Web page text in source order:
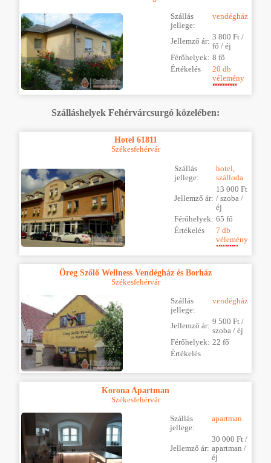
Szállás
jellege:
vendégház
Jellemző ár: 3 800 Ft /
fő / éj
Férőhelyek: 8 fő
Értékelés
20 db
vélemény
Szálláshelyek Fehérvárcsurgó közelében:
Hotel 61811
Székesfehérvár
Szállás
jellege:
hotel,
szálloda
Jellemző ár:
13 000 Ft
/ szoba /
éj
Férőhelyek: 65 fő
Értékelés
7 db
vélemény
Öreg Szőlő Wellness Vendégház és Borház
Székesfehérvár
Szállás
jellege:
vendégház
Jellemző ár: 9 500 Ft /
szoba / éj
Férőhelyek: 22 fő
Értékelés
Korona Apartman
Székesfehérvár
Szállás
jellege:
apartman
Jellemző ár:
30 000 Ft /
apartman /
éj